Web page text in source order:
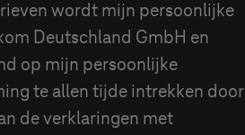
wordt mijn persoonlijke
Deutschland GmbH en
op mijn persoonlijke
te allen tijde intrekken door
de verklaringen met